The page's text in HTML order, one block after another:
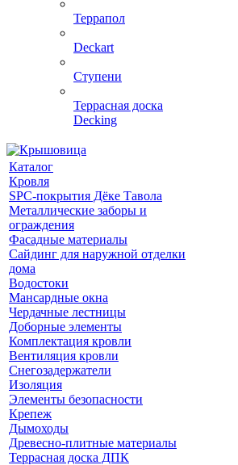
Террапол
Deckart
Ступени
Террасная доска
Decking
Каталог
Кровля
SPC-покрытия Дёке Тавола
Металлические заборы и
ограждения
Фасадные материалы
Сайдинг для наружной отделки
дома
Водостоки
Мансардные окна
Чердачные лестницы
Доборные элементы
Комплектация кровли
Вентиляция кровли
Снегозадержатели
Изоляция
Элементы безопасности
Крепеж
Дымоходы
Древесно-плитные материалы
Террасная доска ДПК